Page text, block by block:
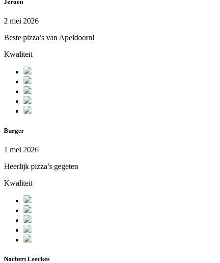
Jeroen
2 mei 2026
Beste pizza’s van Apeldoorn!
Kwaliteit
Burger
1 mei 2026
Heerlijk pizza’s gegeten
Kwaliteit
Norbert Leerkes